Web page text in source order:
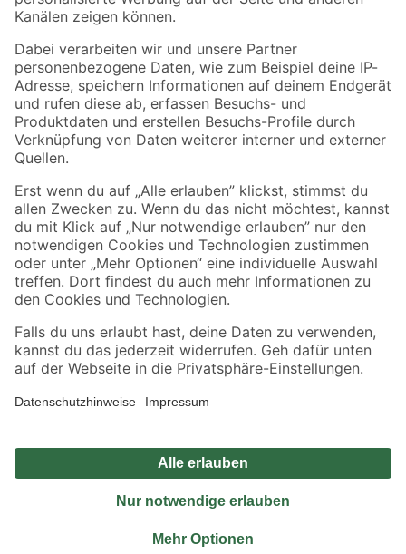
Folge uns
Zahlungsarten Versandarten
Sicher einkaufen
Jetzt die toom-App herunterladen
Alle Preisangaben in EUR inkl. gesetzl. MwSt.. Die dargestellten Angebote sind unter
Umständen nicht in allen Märkten verfügbar. Die angegebenen Verfügbarkeiten beziehen
Produkte nur solange der Vorrat reicht.
*Paketversand ab 59 € versandkostenfrei, gilt nicht für Artikel mit Speditionsversand, hier
Privatsphäre Impressum
Nutzungsbedingungen
Widerrufsrecht
Vertrag widerrufen
© 2026 toom Baumarkt GmbH